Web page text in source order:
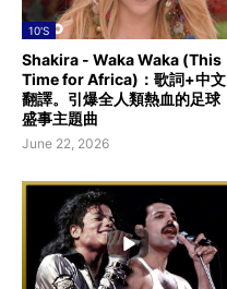
10'S
Shakira - Waka Waka (This
Time for Africa)：歌詞+中文
翻譯。引爆全人類熱血的足球
盛事主題曲
June 22, 2026